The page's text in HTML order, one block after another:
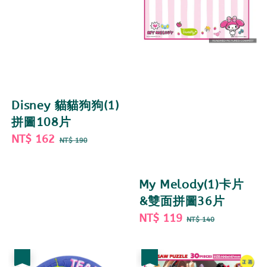
Disney 貓貓狗狗(1)
拼圖108片
Sale
NT$ 162 Regular
NT$ 190
My Melody(1)卡片
&雙面拼圖36片
Sale
NT$ 119 Regular
NT$ 140